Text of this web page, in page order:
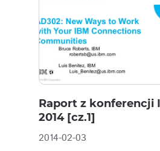
Raport z konferencji
2014 [cz.1]
2014-02-03